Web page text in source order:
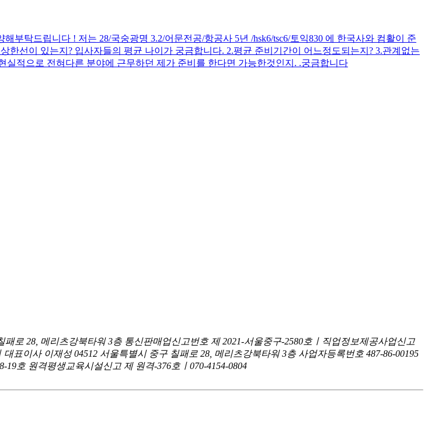
부탁드립니다 ! 저는 28/국숭광명 3.2/어문전공/항공사 5년 /hsk6/tsc6/토익830 에 한국사와 컴활이 준
선이 있는지? 입사자들의 평균 나이가 궁금합니다. 2.평균 준비기간이 어느정도되는지? 3.관계없는
적으로 전혀다른 분야에 근무하던 제가 준비를 한다면 가능한것인지. .궁금합니다
패로 28, 메리츠강북타워 3층 통신판매업신고번호 제 2021-서울중구-2580호ㅣ직업정보제공사업신고
대표이사 이재성 04512 서울특별시 중구 칠패로 28, 메리츠강북타워 3층 사업자등록번호 487-86-00195
19호 원격평생교육시설신고 제 원격-376호ㅣ070-4154-0804